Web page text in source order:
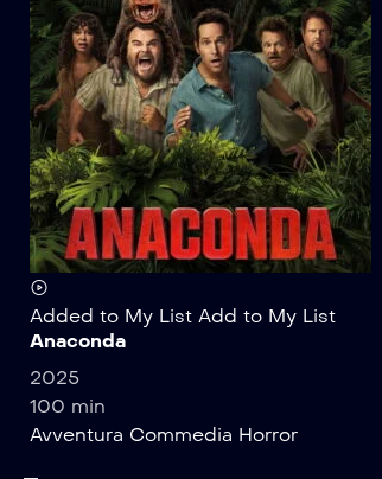
Added to My List Add to My List
Anaconda
2025
100 min
Avventura Commedia Horror